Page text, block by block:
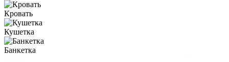
Кровать
Кушетка
Банкетка